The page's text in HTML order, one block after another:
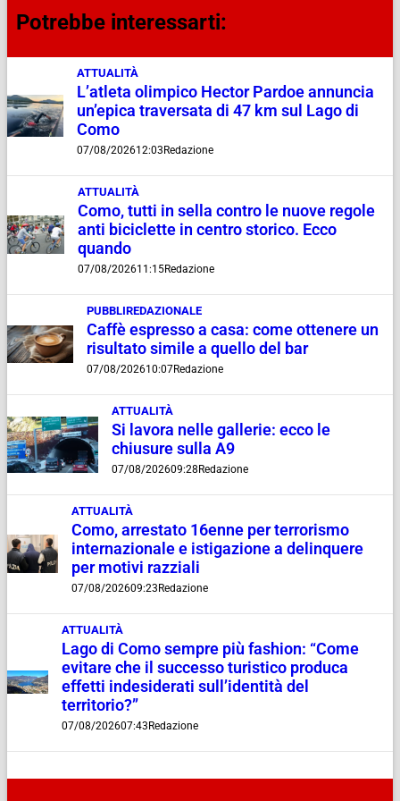
Potrebbe interessarti:
ATTUALITÀ
L’atleta olimpico Hector Pardoe annuncia
un’epica traversata di 47 km sul Lago di
Como
07/08/202612:03Redazione
ATTUALITÀ
Como, tutti in sella contro le nuove regole
anti biciclette in centro storico. Ecco
quando
07/08/202611:15Redazione
PUBBLIREDAZIONALE
Caffè espresso a casa: come ottenere un
risultato simile a quello del bar
07/08/202610:07Redazione
ATTUALITÀ
Si lavora nelle gallerie: ecco le
chiusure sulla A9
07/08/202609:28Redazione
ATTUALITÀ
Como, arrestato 16enne per terrorismo
internazionale e istigazione a delinquere
per motivi razziali
07/08/202609:23Redazione
ATTUALITÀ
Lago di Como sempre più fashion: “Come
evitare che il successo turistico produca
effetti indesiderati sull’identità del
territorio?”
07/08/202607:43Redazione